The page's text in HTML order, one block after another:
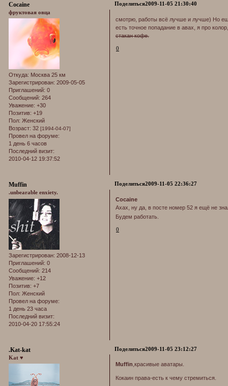
Поделиться2009-11-05 21:30:40
Cocaine
фруктовая овца
Откуда: Москва 25 км
Зарегистрирован: 2009-05-05
Приглашений: 0
Сообщений: 264
Уважение: +30
Позитив: +19
Пол: Женский
Возраст: 32 [1994-04-07]
Провел на форуме:
1 день 6 часов
Последний визит:
2010-04-12 19:37:52
смотрю, работы всё лучше и лучше) Но
есть точное попадание в авах, я про
стакан кофе.
0
Поделиться2009-11-05 22:36:27
Muffin
.unbearable enxiety.
Зарегистрирован: 2008-12-13
Приглашений: 0
Сообщений: 214
Уважение: +12
Позитив: +7
Пол: Женский
Провел на форуме:
1 день 23 часа
Последний визит:
2010-04-20 17:55:24
Cocaine
Ахах, ну да, в посте номер 52 я ещё не
Будем работать.
0
Поделиться2009-11-05 23:12:27
.Kat-kat
Kat ♥
Muffin ,красивые аватары.
Кокаин права-есть к чему стремиться.